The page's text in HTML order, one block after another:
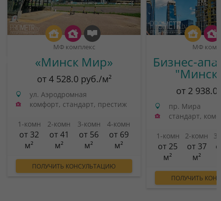
МФ комплекс
«Минск Мир»
от 4 528.0 руб./м²
ул. Аэродромная
комфорт, стандарт, престиж
1-комн
от 32
м²
2-комн
от 41
м²
3-комн
от 56
м²
4-комн
от 69
м²
ПОЛУЧИТЬ КОНСУЛЬТАЦИЮ
МФ
Бизнес-
от 2
пр. Мира
стандарт,
1-комн
от 25
м²
2-комн
от 37
м²
ПОЛУЧИТЬ